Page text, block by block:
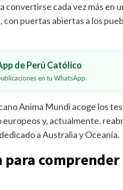
convertirse cada vez más en
con puertas abiertas a los
de Perú Católico
en tu WhatsApp.
Anima Mundi acoge los
y, actualmente,
a Australia y Oceanía.
para